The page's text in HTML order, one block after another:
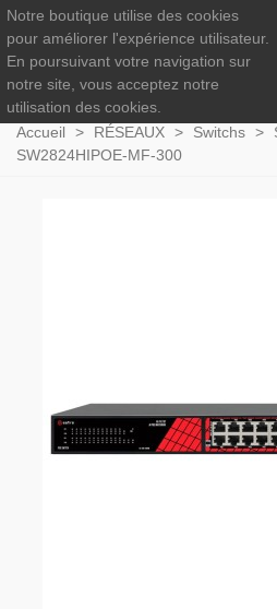
Accueil > RÉSEAUX > Switchs >
SW2824HIPOE-MF-300
Notre boutique utilise des cookies
pour améliorer l'expérience utilisateur.
En poursuivant votre navigation sur
notre site, vous acceptez notre
utilisation des cookies.